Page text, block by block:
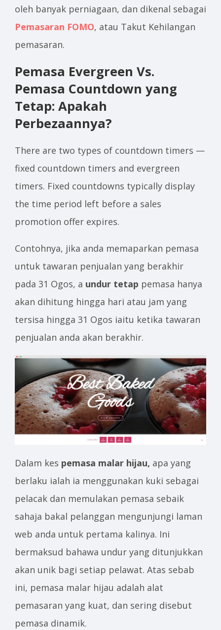
oleh banyak perniagaan, dan dikenal sebagai
Pemasaran FOMO, atau Takut Kehilangan
pemasaran.
Pemasa Evergreen Vs.
Pemasa Countdown yang
Tetap: Apakah
Perbezaannya?
There are two types of countdown timers —
fixed countdown timers and evergreen
timers. Fixed countdowns typically display
the time period left before a sales
promotion offer expires.
Contohnya, jika anda memaparkan pemasa
untuk tawaran penjualan yang berakhir
pada 31 Ogos, a undur tetap pemasa hanya
akan dihitung hingga hari atau jam yang
tersisa hingga 31 Ogos iaitu ketika tawaran
penjualan anda akan berakhir.
Dalam kes pemasa malar hijau, apa yang
berlaku ialah ia menggunakan kuki sebagai
pelacak dan memulakan pemasa sebaik
sahaja bakal pelanggan mengunjungi laman
web anda untuk pertama kalinya. Ini
bermaksud bahawa undur yang ditunjukkan
akan unik bagi setiap pelawat. Atas sebab
ini, pemasa malar hijau adalah alat
pemasaran yang kuat, dan sering disebut
pemasa dinamik.